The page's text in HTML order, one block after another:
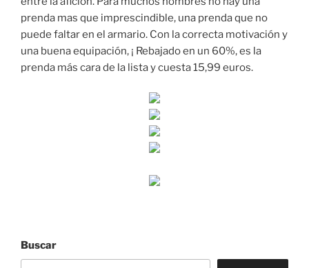
prenda mas que imprescindible, una prenda que no
puede faltar en el armario. Con la correcta motivación y
una buena equipación, ¡ Rebajado en un 60%, es la
prenda más cara de la lista y cuesta 15,99 euros.
Buscar